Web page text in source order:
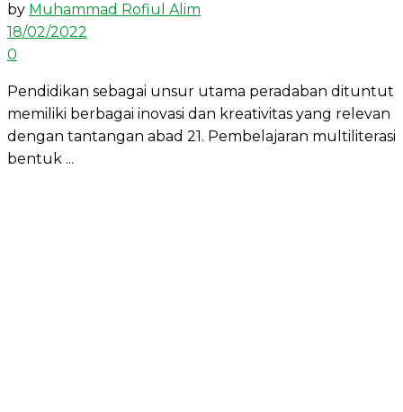
by Muhammad Rofiul Alim
18/02/2022
0
Pendidikan sebagai unsur utama peradaban dituntut
memiliki berbagai inovasi dan kreativitas yang relevan
dengan tantangan abad 21. Pembelajaran multiliterasi
bentuk ...